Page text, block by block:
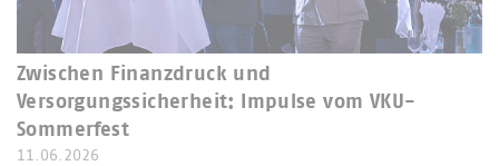
Zwischen Finanzdruck und
Versorgungssicherheit: Impulse vom VKU-
Sommerfest
11.06.2026